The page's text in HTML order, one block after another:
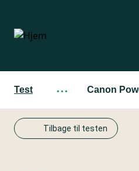
hovedindhold
Test ··· Canon
Tilbage til testen